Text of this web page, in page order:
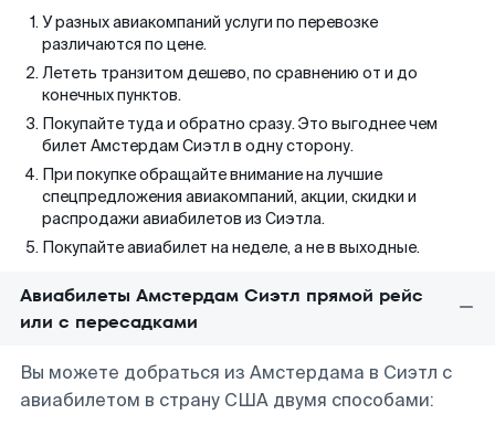
У разных авиакомпаний услуги по перевозке
различаются по цене.
Лететь транзитом дешево, по сравнению от и до
конечных пунктов.
Покупайте туда и обратно сразу. Это выгоднее чем
билет Амстердам Сиэтл в одну сторону.
При покупке обращайте внимание на лучшие
спецпредложения авиакомпаний, акции, скидки и
распродажи авиабилетов из Сиэтла.
Покупайте авиабилет на неделе, а не в выходные.
Авиабилеты Амстердам Сиэтл прямой рейс
или с пересадками
Вы можете добраться из Амстердама в Сиэтл с
авиабилетом в страну США двумя способами: